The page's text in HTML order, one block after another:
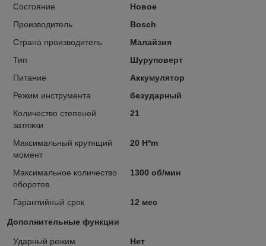
Состояние
Новое
Производитель
Bosch
Страна производитель
Малайзия
Тип
Шуруповерт
Питание
Аккумулятор
Режим инструмента
безударный
Количество степеней
затяжки
21
Максимальный крутящий
момент
20 H*m
Максимальное количество
оборотов
1300 об/мин
Гарантийный срок 12 мес
Дополнительные функции
Ударный режим Нет